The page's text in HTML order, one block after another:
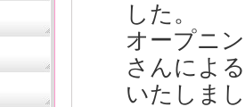
した。
オープニ
さんによ
いたしま